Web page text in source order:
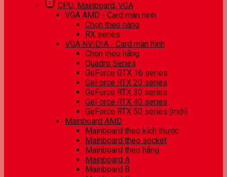
CPU, Mainboard, VGA
VGA AMD - Card màn hình
Chọn theo hãng
RX series
VGA NVIDIA - Card màn hình
Chọn theo hãng
Quadro Series
GeForce GTX 16 series
GeForce RTX 20 series
GeForce RTX 30 series
GeForce RTX 40 series
GeForce RTX 50 series (mới)
Mainboard AMD
Mainboard theo kích thước
Mainboard theo socket
Mainboard theo hãng
Mainboard A
Mainboard B